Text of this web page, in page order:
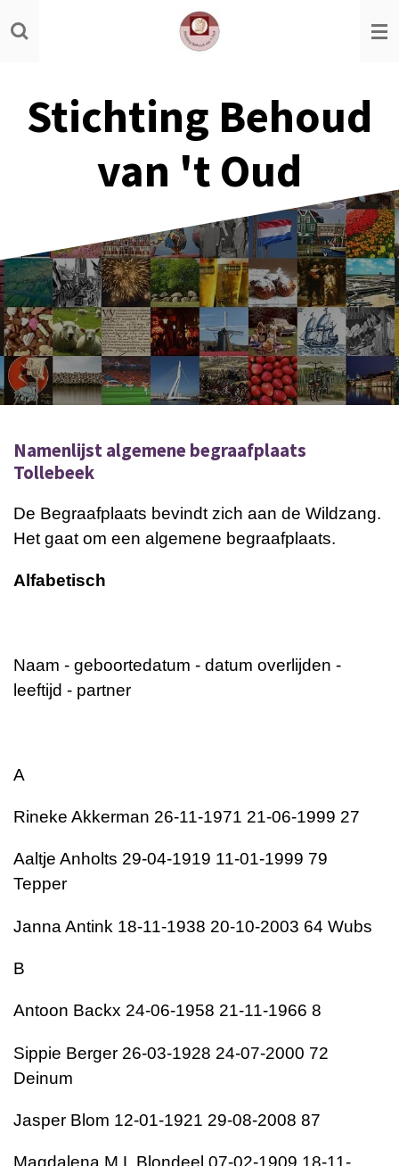
Ga
direct
hoofdinhoud
Stichting Behoud
van 't Oud
Namenlijst algemene begraafplaats
Tollebeek
De Begraafplaats bevindt zich aan de Wildzang.
Het gaat om een algemene begraafplaats.
Alfabetisch
Naam - geboortedatum - datum overlijden -
leeftijd - partner
A
Rineke Akkerman 26-11-1971 21-06-1999 27
Aaltje Anholts 29-04-1919 11-01-1999 79
Tepper
Janna Antink 18-11-1938 20-10-2003 64 Wubs
B
Antoon Backx 24-06-1958 21-11-1966 8
Sippie Berger 26-03-1928 24-07-2000 72
Deinum
Jasper Blom 12-01-1921 29-08-2008 87
Magdalena M L Blondeel 07-02-1909 18-11-